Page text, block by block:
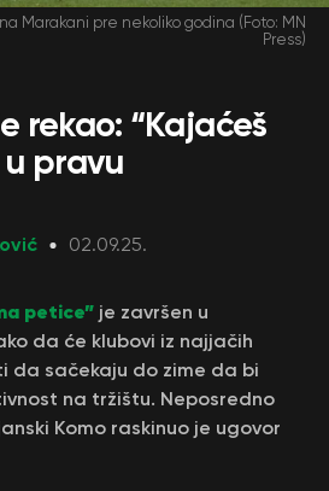
Marakani pre nekoliko godina (Foto: MN
Press)
rekao: “Kajaćeš
u pravu
02.09.25.
petice”je završen u
da će klubovi iz najjačih
da sačekaju do zime da bi
na tržištu. Neposredno
Кomo raskinuo je ugovor